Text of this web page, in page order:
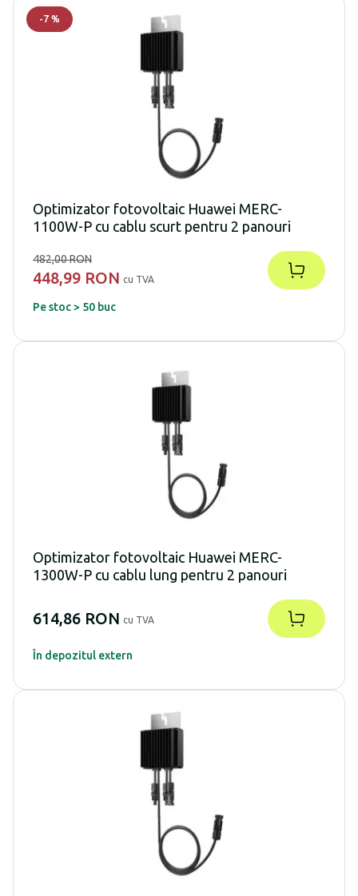
-7 %
Optimizator fotovoltaic Huawei MERC-
1100W-P cu cablu scurt pentru 2 panouri
482,00 RON
448,99 RON cu TVA
Pe stoc > 50 buc
Optimizator fotovoltaic Huawei MERC-
1300W-P cu cablu lung pentru 2 panouri
614,86 RON cu TVA
În depozitul extern